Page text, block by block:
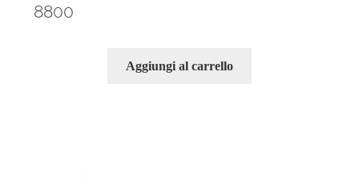
8800
Aggiungi al carrello